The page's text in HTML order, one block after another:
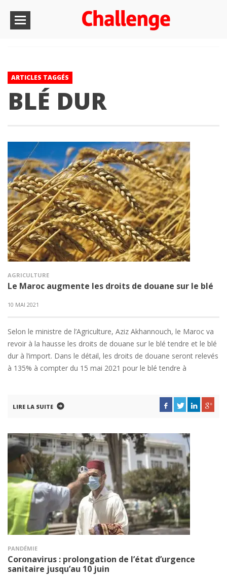
ARTICLES TAGGÉS
BLÉ DUR
AGRICULTURE
Le Maroc augmente les droits de douane sur le blé
10 MAI 2021
Selon le ministre de l’Agriculture, Aziz Akhannouch, le Maroc va
revoir à la hausse les droits de douane sur le blé tendre et le blé
dur à l’import. Dans le détail, les droits de douane seront relevés
à 135% à compter du 15 mai 2021 pour le blé tendre à
LIRE LA SUITE
PANDÉMIE
Coronavirus : prolongation de l’état d’urgence
sanitaire jusqu’au 10 juin